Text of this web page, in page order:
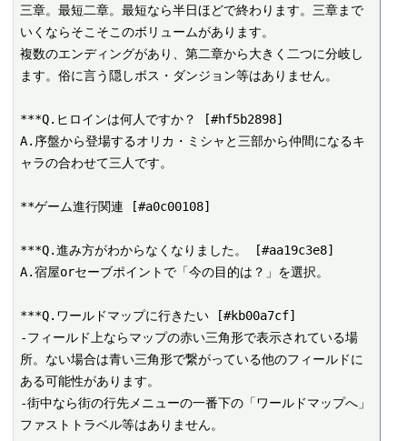
三章。最短二章。最短なら半日ほどで終わります。三章まで
いくならそこそこのボリュームがあります。
複数のエンディングがあり、第二章から大きく二つに分岐し
ます。俗に言う隠しボス・ダンジョン等はありません。
***Q.ヒロインは何人ですか？ [#hf5b2898]
A.序盤から登場するオリカ・ミシャと三部から仲間になるキ
ャラの合わせて三人です。
**ゲーム進行関連 [#a0c00108]
***Q.進み方がわからなくなりました。 [#aa19c3e8]
A.宿屋orセーブポイントで「今の目的は？」を選択。
***Q.ワールドマップに行きたい [#kb00a7cf]
-フィールド上ならマップの赤い三角形で表示されている場
所。ない場合は青い三角形で繋がっている他のフィールドに
ある可能性があります。
-街中なら街の行先メニューの一番下の「ワールドマップへ」
ファストトラベル等はありません。